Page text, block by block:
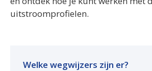
uitstroomprofielen.
Welke wegwijzers zijn er?